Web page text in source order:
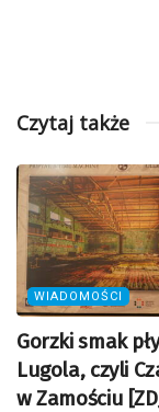
Czytaj także
WIADOMOŚCI
Gorzki smak
Lugola, czyli
w Zamościu